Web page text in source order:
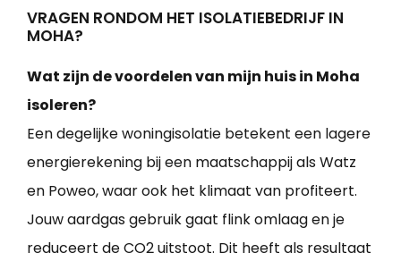
VRAGEN RONDOM HET ISOLATIEBEDRIJF IN
MOHA?
Wat zijn de voordelen van mijn huis in Moha
isoleren?
Een degelijke woningisolatie betekent een lagere
energierekening bij een maatschappij als Watz
en Poweo, waar ook het klimaat van profiteert.
Jouw aardgas gebruik gaat flink omlaag en je
reduceert de CO2 uitstoot. Dit heeft als resultaat